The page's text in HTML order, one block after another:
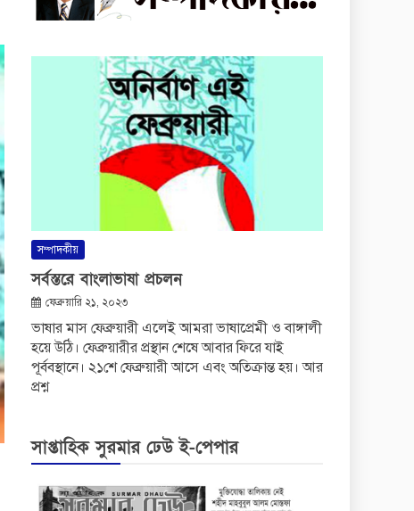
সম্পাদকীয়
সর্বস্তরে বাংলাভাষা প্রচলন
ফেব্রুয়ারি ২১, ২০২৩
ভাষার মাস ফেব্রুয়ারী এলেই আমরা ভাষাপ্রেমী ও বাঙ্গালী
হয়ে উঠি। ফেব্রুয়ারীর প্রস্থান শেষে আবার ফিরে যাই
পূর্ববস্থানে। ২১শে ফেব্রুয়ারী আসে এবং অতিক্রান্ত হয়। আর
প্রশ্ন
সাপ্তাহিক সুরমার ঢেউ ই-পেপার